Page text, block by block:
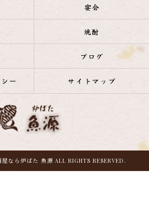
宴会
焼酎
ブログ
ー サイトマップ
なら炉ばた 魚源 ALL RIGHTS RESERVED.